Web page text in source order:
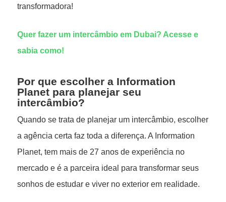
transformadora!
Quer fazer um intercâmbio em Dubai? Acesse e
sabia como!
Por que escolher a Information
Planet para planejar seu
intercâmbio?
Quando se trata de planejar um intercâmbio, escolher
a agência certa faz toda a diferença. A Information
Planet, tem mais de 27 anos de experiência no
mercado e é a parceira ideal para transformar seus
sonhos de estudar e viver no exterior em realidade.